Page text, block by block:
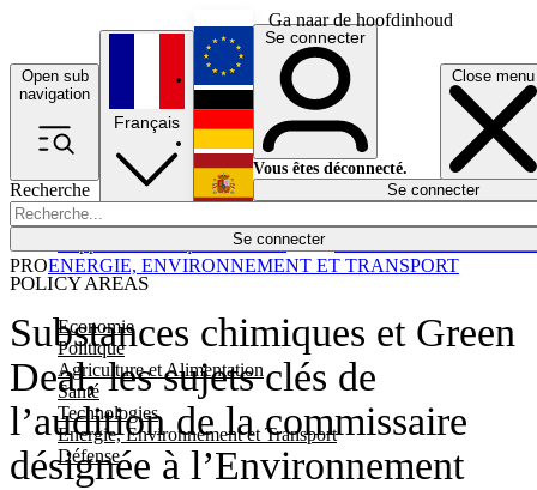
Ga naar de hoofdinhoud
Open sub
navigation
Close menu
Recherche
Se connecter
POLICY AREAS
Economie
Politique
Agriculture et Alimentation
Santé
Technologies
Energie, Environnement et Transport
Défense
Économie
Français
English
Deutsch
Español
Se connecter
Vous êtes déconnecté.
Se connecter
Substances chimiques et Green
Deal, les sujets clés de
l’audition de la commissaire
désignée à l’Environnement
PROENERGIE, ENVIRONNEMENT ET TRANSPORT